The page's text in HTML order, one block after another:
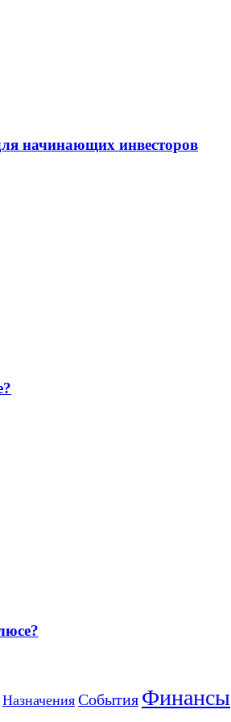
начинающих инвесторов
Назначения События Финансы